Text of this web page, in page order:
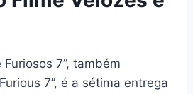
Furiosos 7”, também
7”, é a sétima entrega